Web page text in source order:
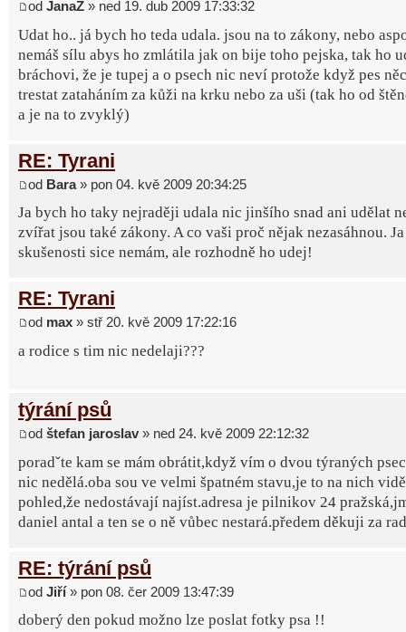
od JanaZ » ned 19. dub 2009 17:33:32
Udat ho.. já bych ho teda udala. jsou na to zákony, nebo
nemáš sílu abys ho zmlátila jak on bije toho pejska, tak ho
bráchovi, že je tupej a o psech nic neví protože když pes
trestat zataháním za kůži na krku nebo za uši (tak ho od
a je na to zvyklý)
RE: Tyrani
od Bara» pon 04. kvě 2009 20:34:25
Ja bych ho taky nejraději udala nic jinšího snad ani udělat
zvířat jsou také zákony. A co vaši proč nějak nezasáhnou.
skušenosti sice nemám, ale rozhodně ho udej!
RE: Tyrani
od max » stř 20. kvě 2009 17:22:16
a rodice s tim nic nedelaji???
týrání psů
od štefan jaroslav » ned 24. kvě 2009 22:12:32
poradˇte kam se mám obrátit,když vím o dvou týraných
nic nedělá.oba sou ve velmi špatném stavu,je to na nich
pohled,že nedostávají najíst.adresa je pilnikov 24
daniel antal a ten se o ně vůbec nestará.předem děkuji za
RE: týrání psů
od Jiří» pon 08. čer 2009 13:47:39
doberý den pokud možno lze poslat fotky psa !!